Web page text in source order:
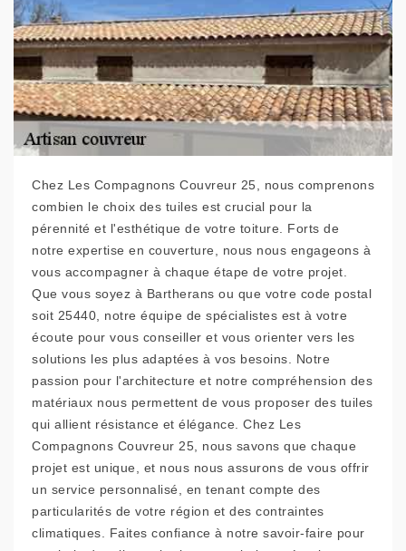
Chez Les Compagnons Couvreur 25, nous comprenons
combien le choix des tuiles est crucial pour la
pérennité et l'esthétique de votre toiture. Forts de
notre expertise en couverture, nous nous engageons à
vous accompagner à chaque étape de votre projet.
Que vous soyez à Bartherans ou que votre code postal
soit 25440, notre équipe de spécialistes est à votre
écoute pour vous conseiller et vous orienter vers les
solutions les plus adaptées à vos besoins. Notre
passion pour l'architecture et notre compréhension des
matériaux nous permettent de vous proposer des tuiles
qui allient résistance et élégance. Chez Les
Compagnons Couvreur 25, nous savons que chaque
projet est unique, et nous nous assurons de vous offrir
un service personnalisé, en tenant compte des
particularités de votre région et des contraintes
climatiques. Faites confiance à notre savoir-faire pour